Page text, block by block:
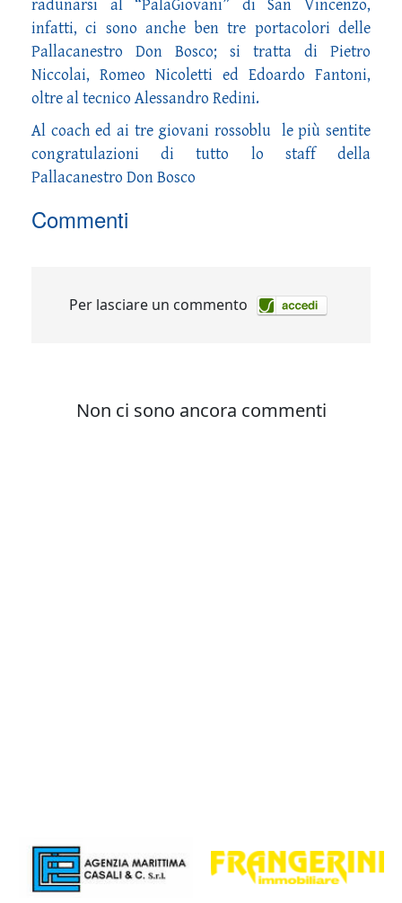
radunarsi al “PalaGiovani” di San Vincenzo,
infatti, ci sono anche ben tre portacolori delle
Pallacanestro Don Bosco; si tratta di Pietro
Niccolai, Romeo Nicoletti ed Edoardo Fantoni,
oltre al tecnico Alessandro Redini.
Al coach ed ai tre giovani rossoblu le più sentite
congratulazioni di tutto lo staff della
Pallacanestro Don Bosco
Commenti